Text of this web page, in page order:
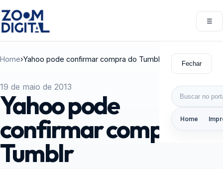
☰
Fechar
Buscar por:
Home
Home›Yahoo pode confirmar compra do Tumblr
19 de maio de 2013
Yahoo pode
confirmar compra do
Tumblr